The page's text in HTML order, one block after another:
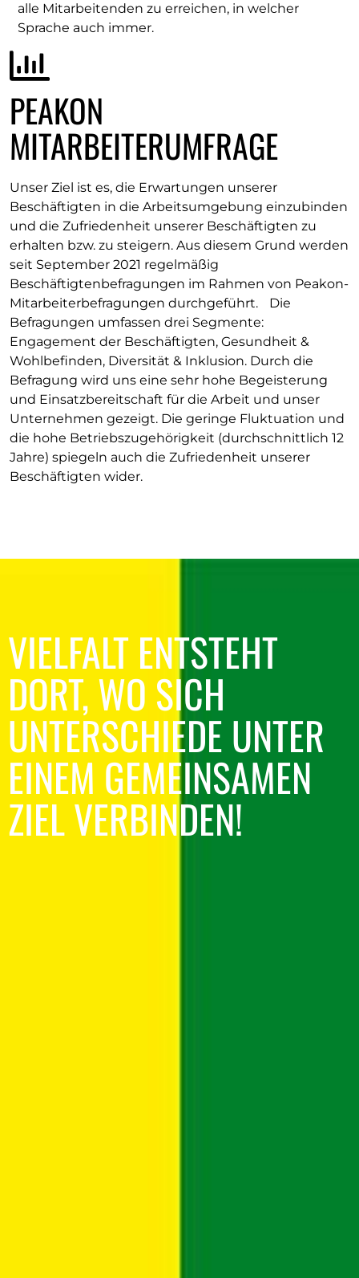
alle Mitarbeitenden zu erreichen, in welcher
Sprache auch immer.
PEAKON
MITARBEITERUMFRAGE
Unser Ziel ist es, die Erwartungen unserer
Beschäftigten in die Arbeitsumgebung einzubinden
und die Zufriedenheit unserer Beschäftigten zu
erhalten bzw. zu steigern. Aus diesem Grund werden
seit September 2021 regelmäßig
Beschäftigtenbefragungen im Rahmen von Peakon-
Mitarbeiterbefragungen durchgeführt. Die
Befragungen umfassen drei Segmente:
Engagement der Beschäftigten, Gesundheit &
Wohlbefinden, Diversität & Inklusion. Durch die
Befragung wird uns eine sehr hohe Begeisterung
und Einsatzbereitschaft für die Arbeit und unser
Unternehmen gezeigt. Die geringe Fluktuation und
die hohe Betriebszugehörigkeit (durchschnittlich 12
Jahre) spiegeln auch die Zufriedenheit unserer
Beschäftigten wider.
VIELFALT ENTSTEHT
DORT, WO SICH
UNTERSCHIEDE UNTER
EINEM GEMEINSAMEN
ZIEL VERBINDEN!